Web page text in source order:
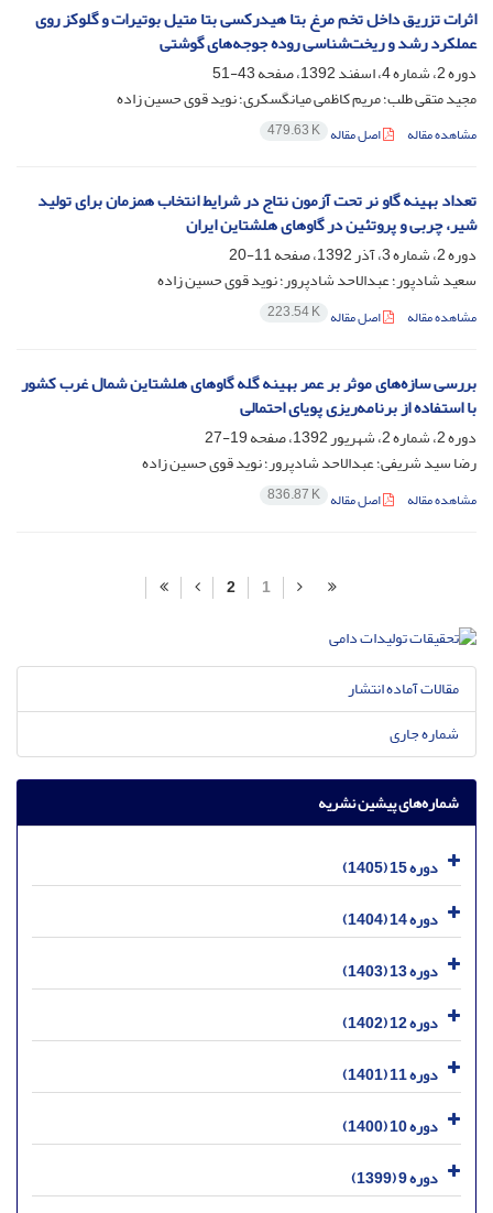
اثرات تزریق داخل تخم مرغ بتا هیدرکسی بتا متیل بوتیرات و گلوکز روی
عملکرد رشد و ریخت‌شناسی روده جوجه‌های گوشتی
دوره 2، شماره 4، اسفند 1392، صفحه
43-51
مجید متقی طلب؛ مریم کاظمی میانگسکری؛ نوید قوی حسین زاده
مشاهده مقاله اصل مقاله 479.63 K
تعداد بهینه گاو نر تحت آزمون نتاج در شرایط انتخاب همزمان برای تولید
شیر، چربی و پروتئین در گاوهای هلشتاین ایران
دوره 2، شماره 3، آذر 1392، صفحه
11-20
سعید شادپور؛ عبدالاحد شادپرور؛ نوید قوی حسین زاده
مشاهده مقاله اصل مقاله 223.54 K
بررسی سازه‌های موثر بر عمر بهینه گله گاوهای هلشتاین شمال غرب کشور
با استفاده از برنامه‌ریزی پویای احتمالی
دوره 2، شماره 2، شهریور 1392، صفحه
19-27
رضا سید شریفی؛ عبدالاحد شادپرور؛ نوید قوی حسین زاده
مشاهده مقاله اصل مقاله 836.87 K
1
2
مقالات آماده انتشار
شماره جاری
شماره‌های پیشین نشریه
دوره 15 (1405)
دوره 14 (1404)
دوره 13 (1403)
دوره 12 (1402)
دوره 11 (1401)
دوره 10 (1400)
دوره 9 (1399)